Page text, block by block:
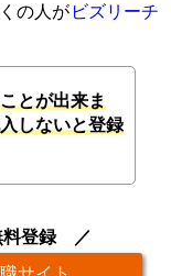
の人が ビズリーチ
とが出来ま
しないと登録
登録